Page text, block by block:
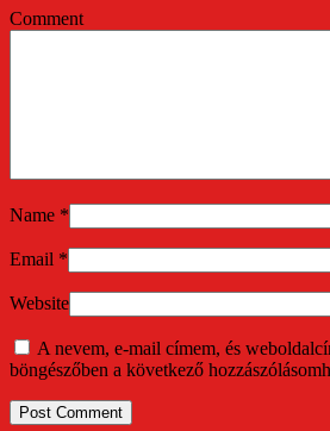
Comment
Name *
Email *
Website
A nevem, e-mail címem, és
böngészőben a következő